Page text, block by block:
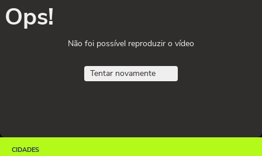
Ops!
Não foi possível reproduzir o vídeo
Tentar novamente
CIDADES